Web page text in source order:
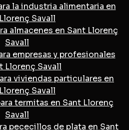
la industria alimentaria en
Savall
almacenes en Sant Llorenç
Savall
empresas y profesionales
Llorenç Savall
viviendas particulares en
Savall
termitas en Sant Llorenç
Savall
pececillos de plata en Sant